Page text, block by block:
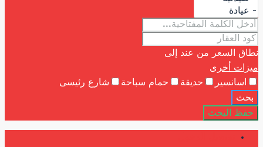
نطاق السعر من عند
إلى
ميزات أخرى
اسانسير
حديقة حمام سباحة
شارع رئيسى
بحث
حفظ البحث